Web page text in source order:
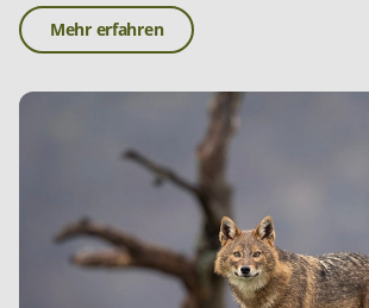
Mehr erfahren